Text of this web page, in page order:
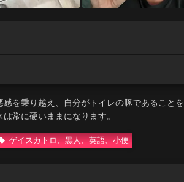
を乗り越え、自分がトイレの豚であること
常に硬いままになります。
ゲイスカトロ、黒人、英語、小便